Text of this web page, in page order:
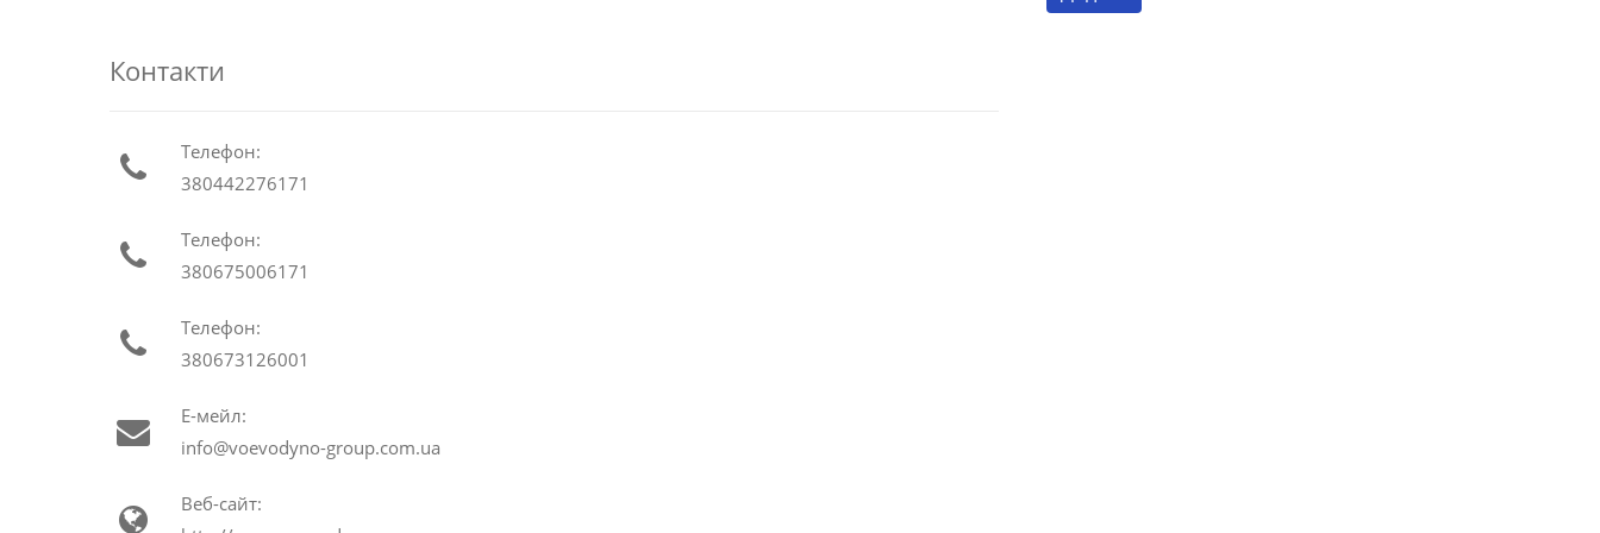
Контакти
Телефон:
380442276171
Телефон:
380675006171
Телефон:
380673126001
Е-мейл:
info@voevodyno-group.com.ua
Веб-сайт: